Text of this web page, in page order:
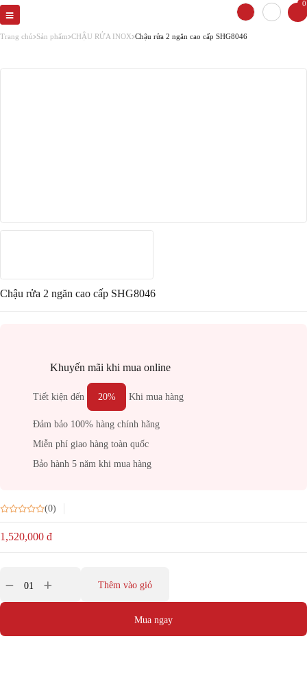
0
Trang chủ Sản phẩm CHẬU RỬA INOX Chậu rửa 2 ngăn cao cấp SHG8046
Chậu rửa 2 ngăn cao cấp SHG8046
Khuyến mãi khi mua online
Tiết kiện đến 20% Khi mua hàng
Đảm bảo 100% hàng chính hãng
Miễn phí giao hàng toàn quốc
Bảo hành 5 năm khi mua hàng
(0)
1,520,000 đ
Thêm vào giỏ
Mua ngay